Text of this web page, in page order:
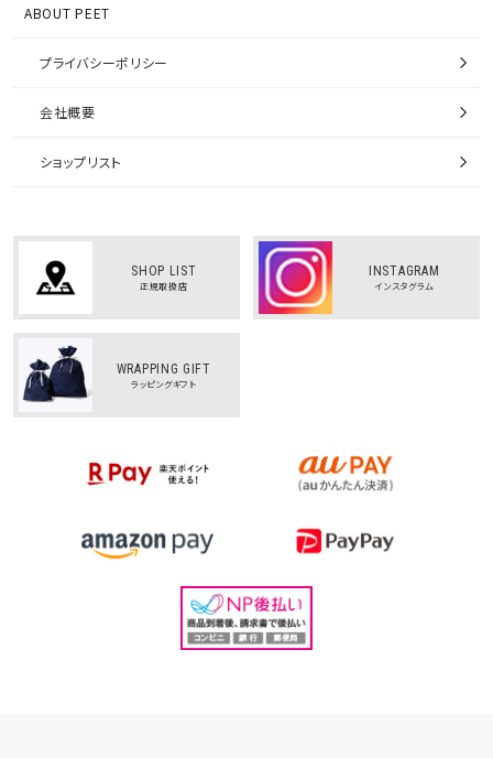
ABOUT PEET
プライバシーポリシー
会社概要
ショップリスト
SHOP LIST
正規取扱店
INSTAGRAM
インスタグラム
WRAPPING GIFT
ラッピングギフト